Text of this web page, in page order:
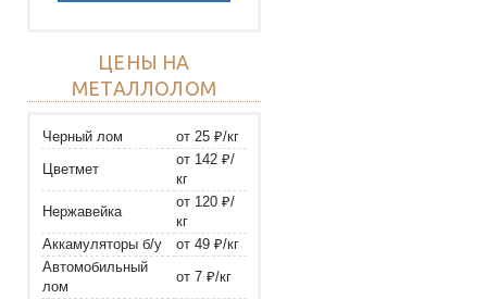
ЦЕНЫ НА
МЕТАЛЛОЛОМ
Черный лом
от 25 ₽/кг
Цветмет
от 142 ₽/
кг
Нержавейка
от 120 ₽/
кг
Аккамуляторы б/у
от 49 ₽/кг
Автомобильный
лом
от 7 ₽/кг